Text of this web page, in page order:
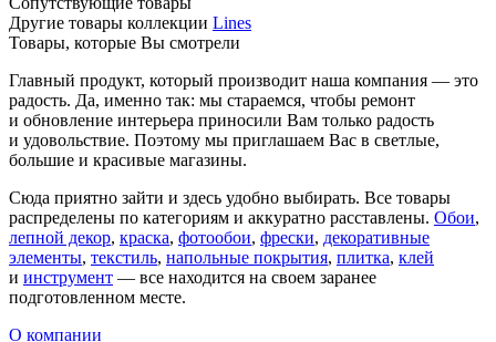
Другие товары коллекции Lines
Товары, которые Вы смотрели
Главный продукт, который производит наша компания — это
радость. Да, именно так: мы стараемся, чтобы ремонт
и обновление интерьера приносили Вам только радость
и удовольствие. Поэтому мы приглашаем Вас в светлые,
большие и красивые магазины.
Сюда приятно зайти и здесь удобно выбирать. Все товары
распределены по категориям и аккуратно расставлены. Обои,
лепной декор, краска, фотообои, фрески, декоративные
элементы, текстиль, напольные покрытия, плитка, клей
и инструмент — все находится на своем заранее
подготовленном месте.
О компании